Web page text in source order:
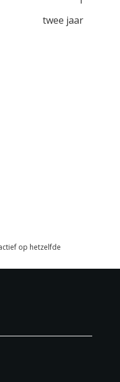
twee jaar
op hetzelfde